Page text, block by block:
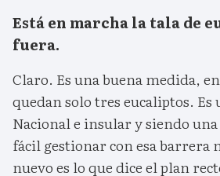
Está en marcha la tala de
fuera.
Claro. Es una buena medida,
quedan solo tres eucaliptos. Es
Nacional e insular y siendo
fácil gestionar con esa barrera
nuevo es lo que dice el plan